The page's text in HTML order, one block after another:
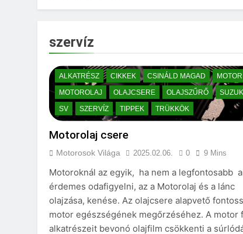
szervíz
ALKATRÉSZ CIKKEK CSINÁLD MAGAD
MOTOR
MOTOROLAJ
OLAJCSERE OLAJSZŰRŐ
SUZUKI
SV
SZERVÍZ TIPPEK TRÜKKÖK
Motorolaj csere
Motorosok Világa 2025.02.06. 0 9 Mins
Motoroknál az egyik, ha nem a legfontosabb
érdemes odafigyelni, az a Motorolaj és a lánc
olajzása, kenése. Az olajcsere alapvető
motor egészségének megőrzéséhez. A motor
alkatrészeit bevonó olajfilm csökkenti a